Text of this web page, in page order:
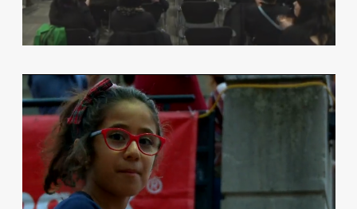
LUMINATO FESTIVAL